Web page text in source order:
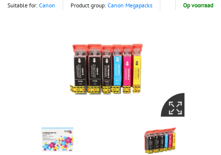
Suitable for: Canon Product group: Canon Megapacks Op voorraad